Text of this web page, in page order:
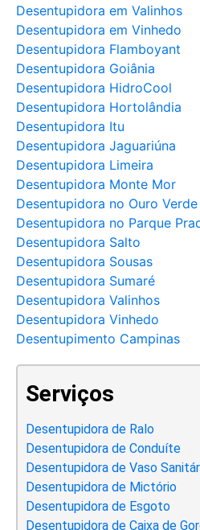
Desentupidora em Valinhos
Desentupidora em Vinhedo
Desentupidora Flamboyant
Desentupidora Goiânia
Desentupidora HidroCool
Desentupidora Hortolândia
Desentupidora Itu
Desentupidora Jaguariúna
Desentupidora Limeira
Desentupidora Monte Mor
Desentupidora no Ouro Verde
Desentupidora no Parque
Desentupidora Salto
Desentupidora Sousas
Desentupidora Sumaré
Desentupidora Valinhos
Desentupidora Vinhedo
Desentupimento Campinas
Serviços
Desentupidora de Ralo
Desentupidora de Conduíte
Desentupidora de Vaso
Desentupidora de Mictório
Desentupidora de Esgoto
Desentupidora de Caixa de